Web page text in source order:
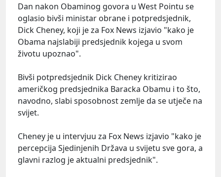
Dan nakon Obaminog govora u West Pointu se
oglasio bivši ministar obrane i potpredsjednik,
Dick Cheney, koji je za Fox News izjavio "kako je
Obama najslabiji predsjednik kojega u svom
životu upoznao".
Bivši potpredsjednik Dick Cheney kritizirao
američkog predsjednika Baracka Obamu i to što,
navodno, slabi sposobnost zemlje da se utječe na
svijet.
Cheney je u intervjuu za Fox News izjavio "kako je
percepcija Sjedinjenih Država u svijetu sve gora, a
glavni razlog je aktualni predsjednik".